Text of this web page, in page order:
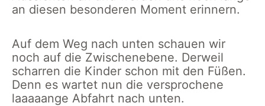
an diesen besonderen Moment erinnern.
Auf dem Weg nach unten schauen wir
noch auf die Zwischenebene. Derweil
scharren die Kinder schon mit den Füßen.
Denn es wartet nun die versprochene
laaaaange Abfahrt nach unten.